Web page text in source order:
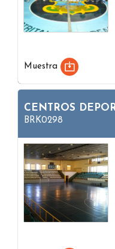
Muestra
CENTROS
BRK0298